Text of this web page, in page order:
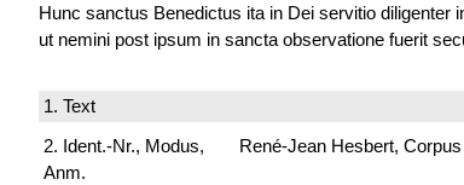
Hunc sanctus Benedictus ita in Dei servitio diligenter
ut nemini post ipsum in sancta observatione fuerit
1. Text
2. Ident.-Nr., Modus,
Anm.
René-Jean Hesbert,